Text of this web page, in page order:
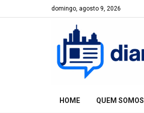
domingo, agosto 9, 2026
HOME QUEM SOMOS